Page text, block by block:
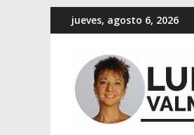
jueves, agosto 6, 2026